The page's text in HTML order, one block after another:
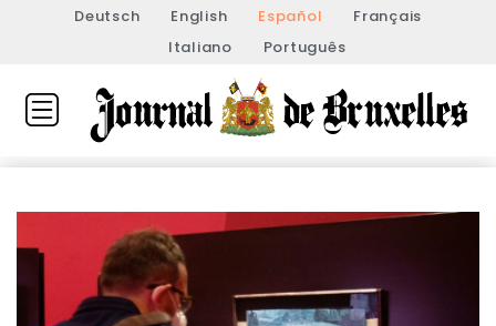
Deutsch English Español
Français
Italiano
Português